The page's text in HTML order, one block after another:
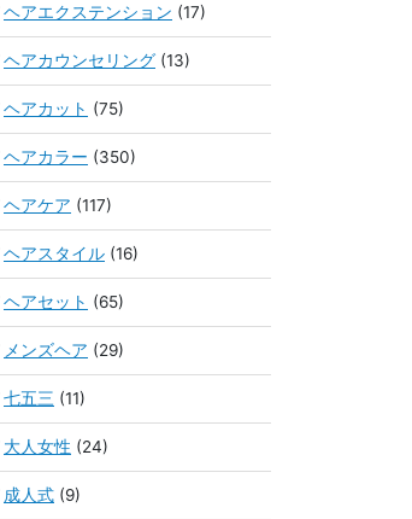
ヘアエクステンション (17)
ヘアカウンセリング (13)
ヘアカット (75)
ヘアカラー (350)
ヘアケア (117)
ヘアスタイル (16)
ヘアセット (65)
メンズヘア (29)
七五三 (11)
大人女性 (24)
成人式 (9)